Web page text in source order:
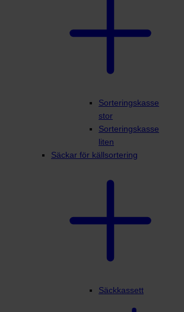
Sorteringskasse
stor
Sorteringskasse
liten
Säckar för källsortering
Säckkassett